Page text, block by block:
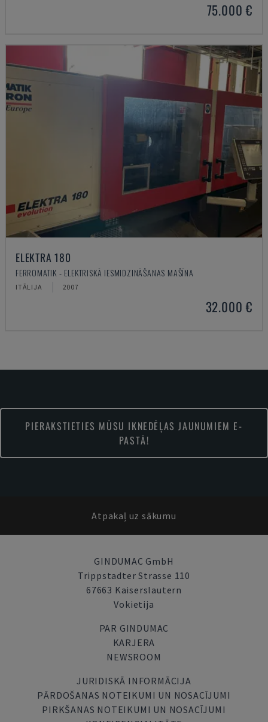
75.000 €
ELEKTRA 180
FERROMATIK - ELEKTRISKĀ IESMIDZINĀŠANAS MAŠĪNA
ITĀLIJA 2007
32.000 €
PIERAKSTIETIES MŪSU IKNEDĒĻAS JAUNUMIEM E-
PASTĀ!
Atpakaļ uz sākumu
GINDUMAC GmbH
Trippstadter Strasse 110
67663 Kaiserslautern
Vokietija
PAR GINDUMAC
KARJERA
NEWSROOM
JURIDISKĀ INFORMĀCIJA
PĀRDOŠANAS NOTEIKUMI UN NOSACĪJUMI
PIRKŠANAS NOTEIKUMI UN NOSACĪJUMI